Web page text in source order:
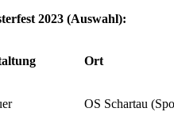
2023 (Auswahl):
Ort
OS Schartau